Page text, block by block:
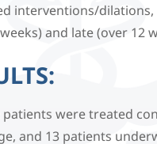
interventions/
and late (over 12
patients were treated
and 13 patients